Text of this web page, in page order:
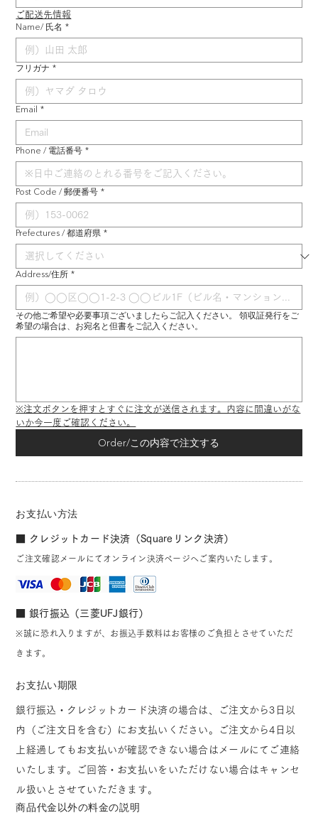
ご配送先情報
Name/ 氏名 *
フリガナ *
Email *
Phone / 電話番号 *
Post Code / 郵便番号 *
Prefectures / 都道府県 *
Address/住所 *
その他ご希望や必要事項ございましたらご記入ください。 領収証発行をご
希望の場合は、お宛名と但書をご記入ください。
※注文ボタンを押すとすぐに注文が送信されます。内容に間違いがな
いか今一度ご確認ください。
Order/この内容で注文する
お支払い方法
■ クレジットカード決済（Squareリンク決済）
ご注文確認メールにてオンライン決済ページへご案内いたします。
■ 銀行振込（三菱UFJ銀行）
※誠に恐れ入りますが、お振込手数料はお客様のご負担とさせていただ
きます。
お支払い期限
銀行振込・クレジットカード決済の場合は、ご注文から3日以
内（ご注文日を含む）にお支払いください。ご注文から4日以
上経過してもお支払いが確認できない場合はメールにてご連絡
いたします。ご回答・お支払いをいただけない場合はキャンセ
ル扱いとさせていただきます。
商品代金以外の料金の説明